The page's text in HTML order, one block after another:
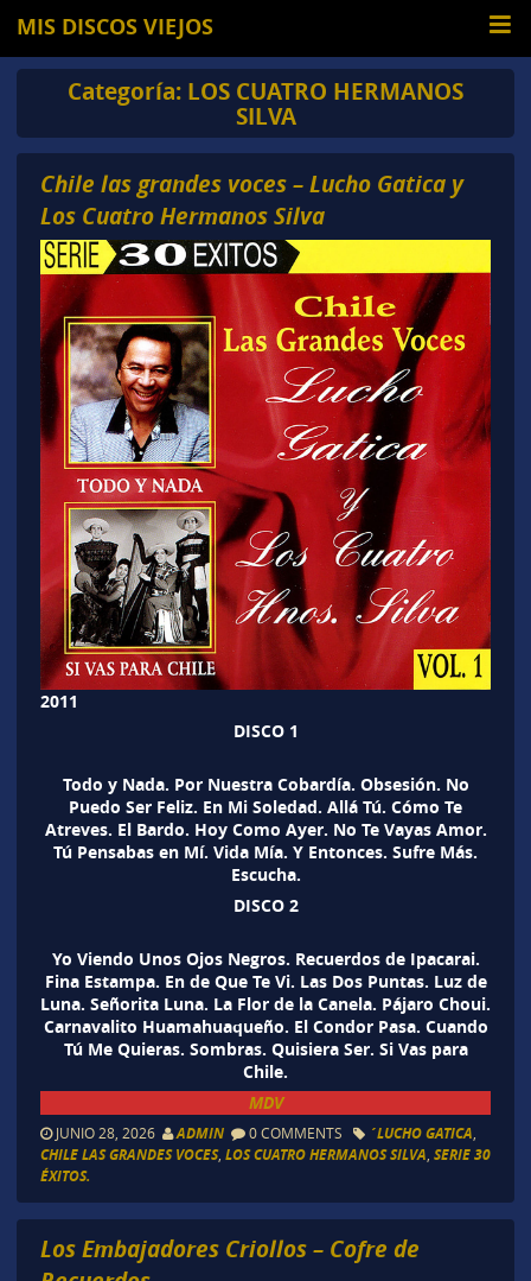
MIS DISCOS VIEJOS
Categoría: LOS CUATRO HERMANOS
SILVA
Chile las grandes voces – Lucho Gatica y
Los Cuatro Hermanos Silva
2011
DISCO 1
Todo y Nada. Por Nuestra Cobardía. Obsesión. No
Puedo Ser Feliz. En Mi Soledad. Allá Tú. Cómo Te
Atreves. El Bardo. Hoy Como Ayer. No Te Vayas Amor.
Tú Pensabas en Mí. Vida Mía. Y Entonces. Sufre Más.
Escucha.
DISCO 2
Yo Viendo Unos Ojos Negros. Recuerdos de Ipacarai.
Fina Estampa. En de Que Te Vi. Las Dos Puntas. Luz de
Luna. Señorita Luna. La Flor de la Canela. Pájaro Choui.
Carnavalito Huamahuaqueño. El Condor Pasa. Cuando
Tú Me Quieras. Sombras. Quisiera Ser. Si Vas para
Chile.
MDV
JUNIO 28, 2026 ADMIN 0 COMMENTS ´LUCHO GATICA,
CHILE LAS GRANDES VOCES, LOS CUATRO HERMANOS SILVA, SERIE 30
ÉXITOS.
Los Embajadores Criollos – Cofre de